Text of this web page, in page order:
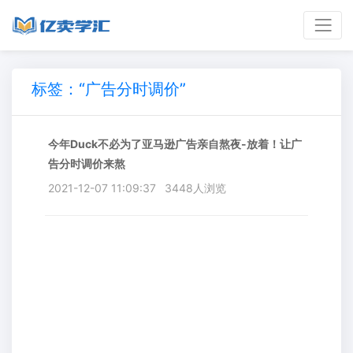
标签：“广告分时调价”
今年Duck不必为了亚马逊广告亲自熬夜-放着！让广
告分时调价来熬
2021-12-07 11:09:37
3448人浏览